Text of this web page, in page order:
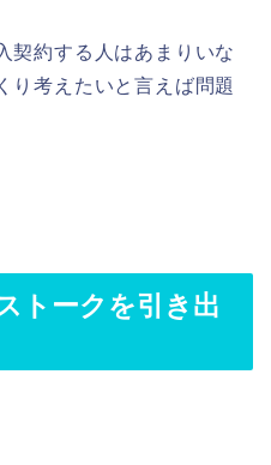
契約する人はあまりいな
り考えたいと言えば問題
トークを引き出